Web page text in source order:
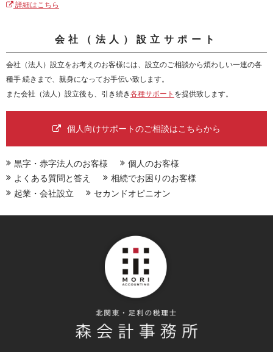
詳細はこちら
会社（法人）設立サポート
会社（法人）設立をお考えのお客様には、設立のご相談から煩わしい一連の各
種手 続きまで、親身になってお手伝い致します。
また会社（法人）設立後も、引き続き各種サポート を提供致します。
個人向けサポートのご相談はこちらから
黒字・赤字法人のお客様
個人のお客様
よくある質問と答え
相続でお困りのお客様
起業・会社設立
セカンドオピニオン